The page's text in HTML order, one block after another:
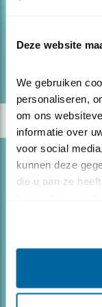
Deze website
We gebruiken
personaliseren,
om ons
informatie over
voor social
kunnen deze
die u aan ze
doorgronden.
Het